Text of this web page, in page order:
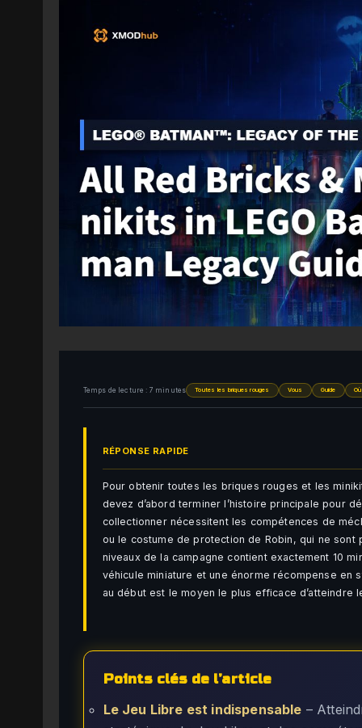
Temps de lecture : 7 minutes Toutes les briques rouges Vous Guide Où
RÉPONSE RAPIDE
Pour obtenir toutes les briques rouges et les
devez d’abord terminer l’histoire principale pour
collectionner nécessitent les compétences de
ou le costume de protection de Robin, qui ne
niveaux de la campagne contient exactement 10
véhicule miniature et une énorme récompense en
au début est le moyen le plus efficace d’atteindre
Points clés de l’article
Le Jeu Libre est indispensable –